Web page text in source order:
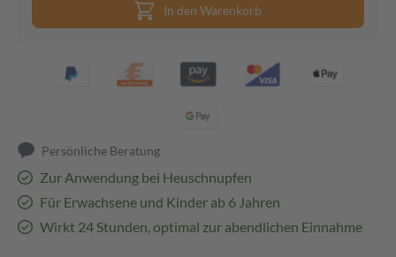
In den Warenkorb
Persönliche Beratung
Zur Anwendung bei Heuschnupfen
Für Erwachsene und Kinder ab 6 Jahren
Wirkt 24 Stunden, optimal zur abendlichen Einnahme